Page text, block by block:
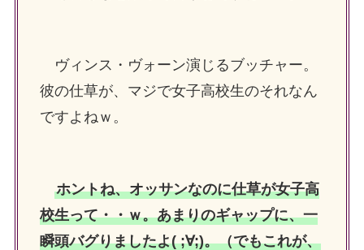
ヴィンス・ヴォーン演じるブッチャー。
彼の仕草が、マジで女子高校生のそれなん
ですよねｗ。
ホントね、オッサンなのに仕草が女子高
校生って・・ｗ。あまりのギャップに、一
瞬頭バグりましたよ( ;∀;)。（でもこれが、